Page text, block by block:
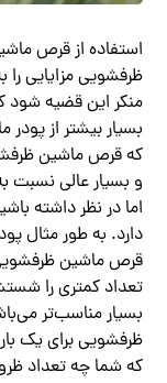
استفاده از قرص
ظرفشویی مزایایی
منکر این قضیه
بسیار بیشتر از
که قرص ماشین
و بسیار عالی
اما در نظر داشته
دارد. به طور مثال
قرص ماشین
تعداد کمتری را
بسیار مناسب‌تر
ظرفشویی برای یک
که شما چه تعداد